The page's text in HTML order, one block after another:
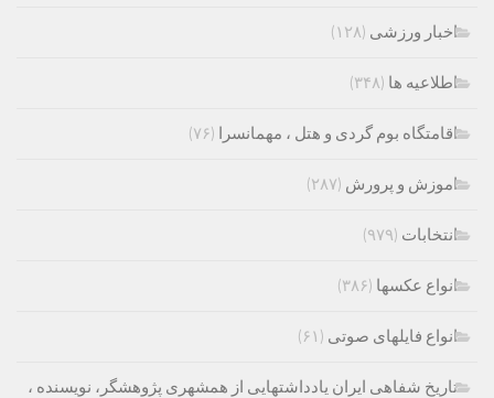
اخبار ورزشی (۱۲۸)
اطلاعیه ها (۳۴۸)
اقامتگاه بوم گردی و هتل ، مهمانسرا (۷۶)
اموزش و پرورش (۲۸۷)
انتخابات (۹۷۹)
انواع عکسها (۳۸۶)
انواع فایلهای صوتی (۶۱)
تاریخ شفاهی ایران یادداشتهایی از همشهری پژوهشگر، نویسنده ،